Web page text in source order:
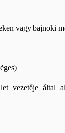
vagy bajnoki
vezetője által